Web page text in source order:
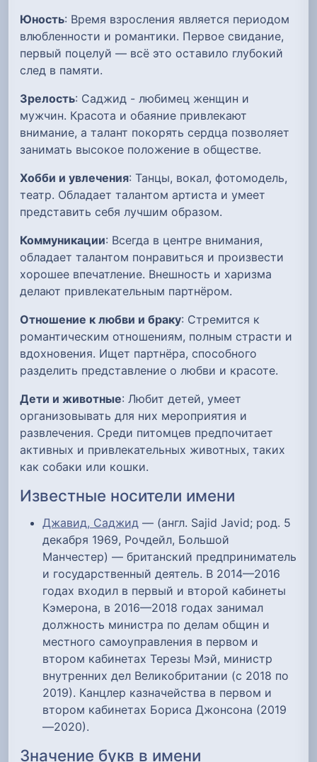
Юность: Время взросления является периодом
влюбленности и романтики. Первое свидание,
первый поцелуй — всё это оставило глубокий
след в памяти.
Зрелость: Саджид - любимец женщин и
мужчин. Красота и обаяние привлекают
внимание, а талант покорять сердца позволяет
занимать высокое положение в обществе.
Хобби и увлечения: Танцы, вокал, фотомодель,
театр. Обладает талантом артиста и умеет
представить себя лучшим образом.
Коммуникации: Всегда в центре внимания,
обладает талантом понравиться и произвести
хорошее впечатление. Внешность и харизма
делают привлекательным партнёром.
Отношение к любви и браку: Стремится к
романтическим отношениям, полным страсти и
вдохновения. Ищет партнёра, способного
разделить представление о любви и красоте.
Дети и животные: Любит детей, умеет
организовывать для них мероприятия и
развлечения. Среди питомцев предпочитает
активных и привлекательных животных, таких
как собаки или кошки.
Известные носители имени
Джавид, Саджид — (англ. Sajid Javid; род. 5
декабря 1969, Рочдейл, Большой
Манчестер) — британский предприниматель
и государственный деятель. В 2014—2016
годах входил в первый и второй кабинеты
Кэмерона, в 2016—2018 годах занимал
должность министра по делам общин и
местного самоуправления в первом и
втором кабинетах Терезы Мэй, министр
внутренних дел Великобритании (с 2018 по
2019). Канцлер казначейства в первом и
втором кабинетах Бориса Джонсона (2019
—2020).
Значение букв в имени